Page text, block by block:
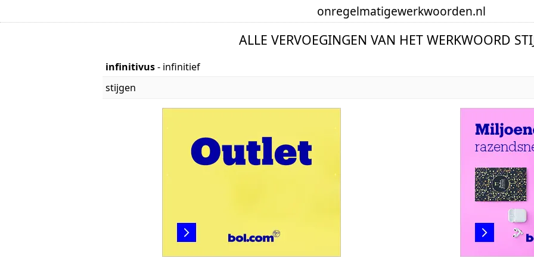
onregelmatigewerkwoorden.nl
ALLE VERVOEGINGEN VAN HET WERKWOORD
infinitivus- infinitief
stijgen